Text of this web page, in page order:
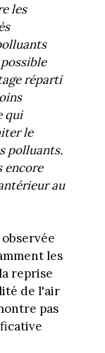
les
réparti
qui
le
polluants.
encore
au
les
reprise
de l'air
pas